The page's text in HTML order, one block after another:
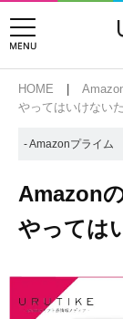
HOME
やってはいけない
- Amazonプライム
Amazon
やっては